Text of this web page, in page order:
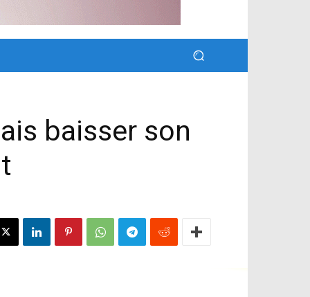
baisser son